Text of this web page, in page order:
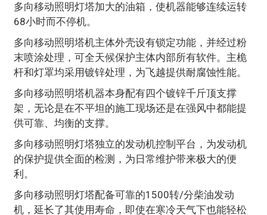
多向移动照明灯塔加大的油箱，使机器能够连续运转
68小时而不停机。
多向移动照明塔机主体外壳设有锁定功能，并经过粉
末喷涂处理，可全天候保护主体内部所有软件。主桅
杆和灯罩均采用镀锌处理，为飞越提供耐腐蚀性能。
多向移动照明塔机器本身配有四个镀锌千斤顶支撑
架，无论是在不平坦的施工现场还是在强风中都能提
供可靠、均衡的支撑。
多向移动照明灯塔独立的发动机控制平台，为发动机
的保护提供全面的检测，为日常维护带来极大的便
利。
多向移动照明灯塔配备可靠的1500转/分柴油发动
机，延长了其使用寿命，即使在寒冷天气下也能轻松